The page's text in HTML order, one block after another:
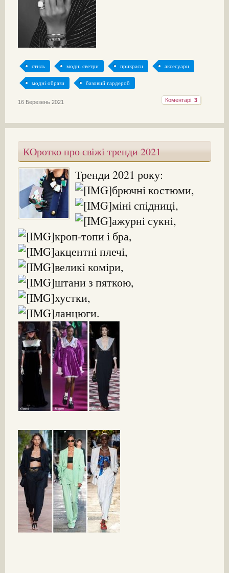
стиль модні светри прикраси аксесуари
модні образи базовий гардероб
Коментарі: 3
16 Березень 2021
КОротко про свіжі тренди 2021
Тренди 2021 року:
брючні костюми,
міні спідниці,
ажурні сукні,
кроп-топи і бра,
акцентні плечі,
великі коміри,
штани з пяткою,
хустки,
ланцюги.